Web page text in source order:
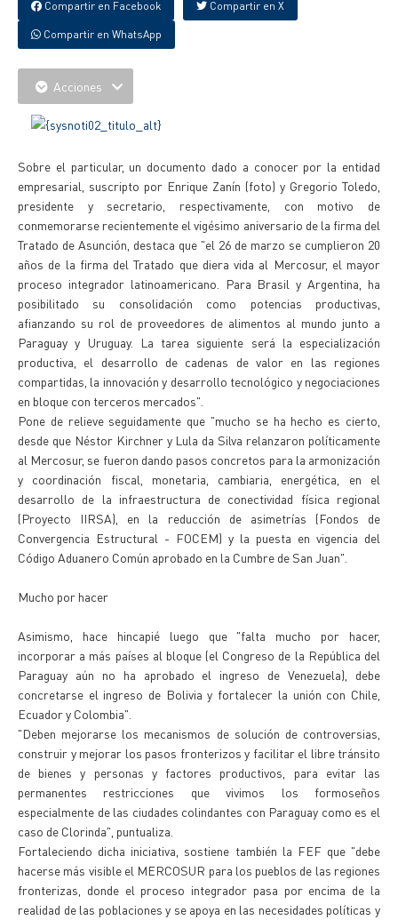
Compartir en Facebook Compartir en X
Compartir en WhatsApp
Acciones
Sobre el particular, un documento dado a conocer por la entidad
empresarial, suscripto por Enrique Zanín (foto) y Gregorio Toledo,
presidente y secretario, respectivamente, con motivo de
conmemorarse recientemente el vigésimo aniversario de la firma del
Tratado de Asunción, destaca que "el 26 de marzo se cumplieron 20
años de la firma del Tratado que diera vida al Mercosur, el mayor
proceso integrador latinoamericano. Para Brasil y Argentina, ha
posibilitado su consolidación como potencias productivas,
afianzando su rol de proveedores de alimentos al mundo junto a
Paraguay y Uruguay. La tarea siguiente será la especialización
productiva, el desarrollo de cadenas de valor en las regiones
compartidas, la innovación y desarrollo tecnológico y negociaciones
en bloque con terceros mercados".
Pone de relieve seguidamente que "mucho se ha hecho es cierto,
desde que Néstor Kirchner y Lula da Silva relanzaron políticamente
al Mercosur, se fueron dando pasos concretos para la armonización
y coordinación fiscal, monetaria, cambiaria, energética, en el
desarrollo de la infraestructura de conectividad física regional
(Proyecto IIRSA), en la reducción de asimetrías (Fondos de
Convergencia Estructural - FOCEM) y la puesta en vigencia del
Código Aduanero Común aprobado en la Cumbre de San Juan".
Mucho por hacer
Asimismo, hace hincapié luego que "falta mucho por hacer,
incorporar a más países al bloque (el Congreso de la República del
Paraguay aún no ha aprobado el ingreso de Venezuela), debe
concretarse el ingreso de Bolivia y fortalecer la unión con Chile,
Ecuador y Colombia".
"Deben mejorarse los mecanismos de solución de controversias,
construir y mejorar los pasos fronterizos y facilitar el libre tránsito
de bienes y personas y factores productivos, para evitar las
permanentes restricciones que vivimos los formoseños
especialmente de las ciudades colindantes con Paraguay como es el
caso de Clorinda", puntualiza.
Fortaleciendo dicha iniciativa, sostiene también la FEF que "debe
hacerse más visible el MERCOSUR para los pueblos de las regiones
fronterizas, donde el proceso integrador pasa por encima de la
realidad de las poblaciones y se apoya en las necesidades políticas y